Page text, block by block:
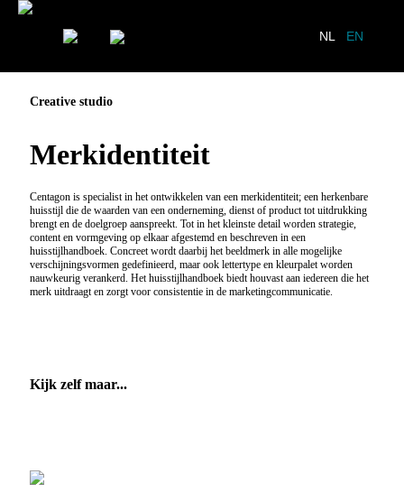
NL EN
Creative studio
Merkidentiteit
Centagon is specialist in het ontwikkelen van een merkidentiteit; een herkenbare
huisstijl die de waarden van een onderneming, dienst of product tot uitdrukking
brengt en de doelgroep aanspreekt. Tot in het kleinste detail worden strategie,
content en vormgeving op elkaar afgestemd en beschreven in een
huisstijlhandboek. Concreet wordt daarbij het beeldmerk in alle mogelijke
verschijningsvormen gedefinieerd, maar ook lettertype en kleurpalet worden
nauwkeurig verankerd. Het huisstijlhandboek biedt houvast aan iedereen die het
merk uitdraagt en zorgt voor consistentie in de marketingcommunicatie.
Kijk zelf maar...